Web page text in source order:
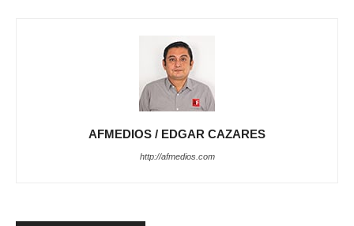
AFMEDIOS / EDGAR CAZARES
http://afmedios.com